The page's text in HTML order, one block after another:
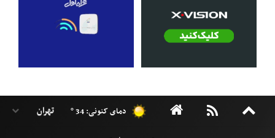
دمای کنونی: 34 °